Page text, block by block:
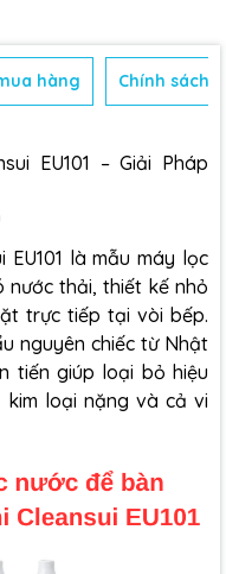
hàng Chính sách
EU101 – Giải Pháp
EU101 là mẫu máy lọc
nước thải, thiết kế nhỏ
trực tiếp tại vòi bếp.
nguyên chiếc từ Nhật
tiến giúp loại bỏ hiệu
loại nặng và cả vi